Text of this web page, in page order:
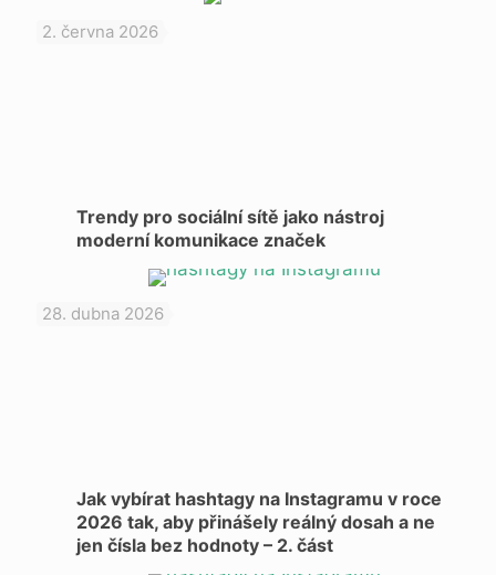
2. června 2026
Trendy pro sociální sítě jako nástroj
moderní komunikace značek
28. dubna 2026
Jak vybírat hashtagy na Instagramu v roce
2026 tak, aby přinášely reálný dosah a ne
jen čísla bez hodnoty – 2. část